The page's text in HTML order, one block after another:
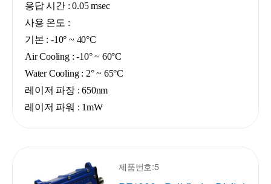
응답 시간 : 0.05 msec
사용 온도 :
기본 : -10° ~ 40°C
Air Cooling : -10° ~ 60°C
Water Cooling : 2° ~ 65°C
레이저 파장 : 650nm
레이저 파워 : 1mW
제품번호:5